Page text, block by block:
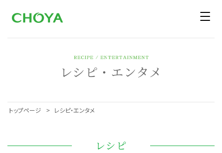
レシピ・エンタメ
トップページ レシピ・エンタメ
レシピ